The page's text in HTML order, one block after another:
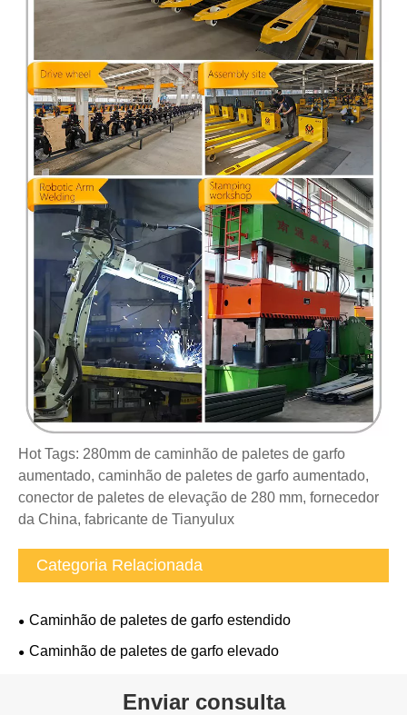
Hot Tags: 280mm de caminhão de paletes de garfo
aumentado, caminhão de paletes de garfo aumentado,
conector de paletes de elevação de 280 mm, fornecedor
da China, fabricante de Tianyulux
Categoria Relacionada
Caminhão de paletes de garfo estendido
Caminhão de paletes de garfo elevado
Enviar consulta